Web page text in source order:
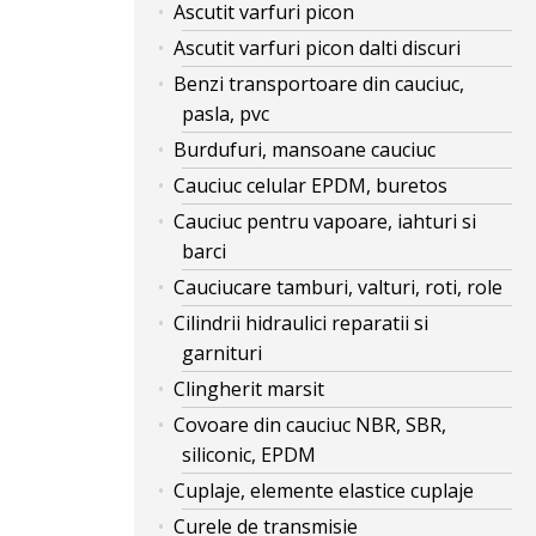
Ascutit varfuri picon
Ascutit varfuri picon dalti discuri
Benzi transportoare din cauciuc,
pasla, pvc
Burdufuri, mansoane cauciuc
Cauciuc celular EPDM, buretos
Cauciuc pentru vapoare, iahturi si
barci
Cauciucare tamburi, valturi, roti, role
Cilindrii hidraulici reparatii si
garnituri
Clingherit marsit
Covoare din cauciuc NBR, SBR,
siliconic, EPDM
Cuplaje, elemente elastice cuplaje
Curele de transmisie